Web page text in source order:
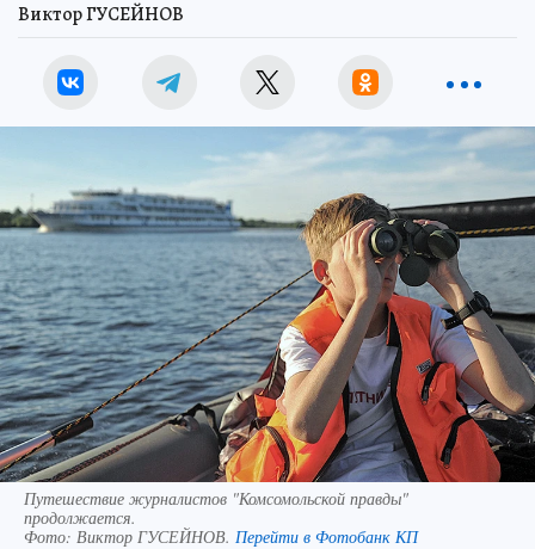
Виктор ГУСЕЙНОВ
Путешествие журналистов "Комсомольской правды"
продолжается.
Фото: Виктор ГУСЕЙНОВ. Перейти в Фотобанк КП